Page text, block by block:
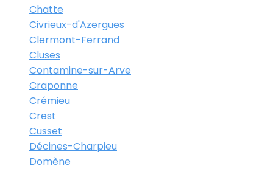
Chatte
Civrieux-d'Azergues
Clermont-Ferrand
Cluses
Contamine-sur-Arve
Craponne
Crémieu
Crest
Cusset
Décines-Charpieu
Domène